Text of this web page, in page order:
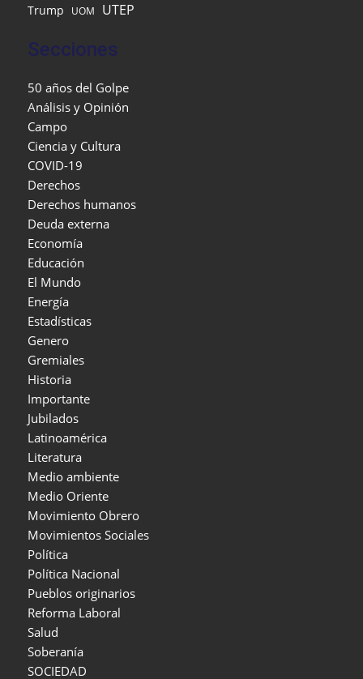
Trump UOM UTEP
Secciones
50 años del Golpe
Análisis y Opinión
Campo
Ciencia y Cultura
COVID-19
Derechos
Derechos humanos
Deuda externa
Economía
Educación
El Mundo
Energía
Estadísticas
Genero
Gremiales
Historia
Importante
Jubilados
Latinoamérica
Literatura
Medio ambiente
Medio Oriente
Movimiento Obrero
Movimientos Sociales
Política
Política Nacional
Pueblos originarios
Reforma Laboral
Salud
Soberanía
SOCIEDAD